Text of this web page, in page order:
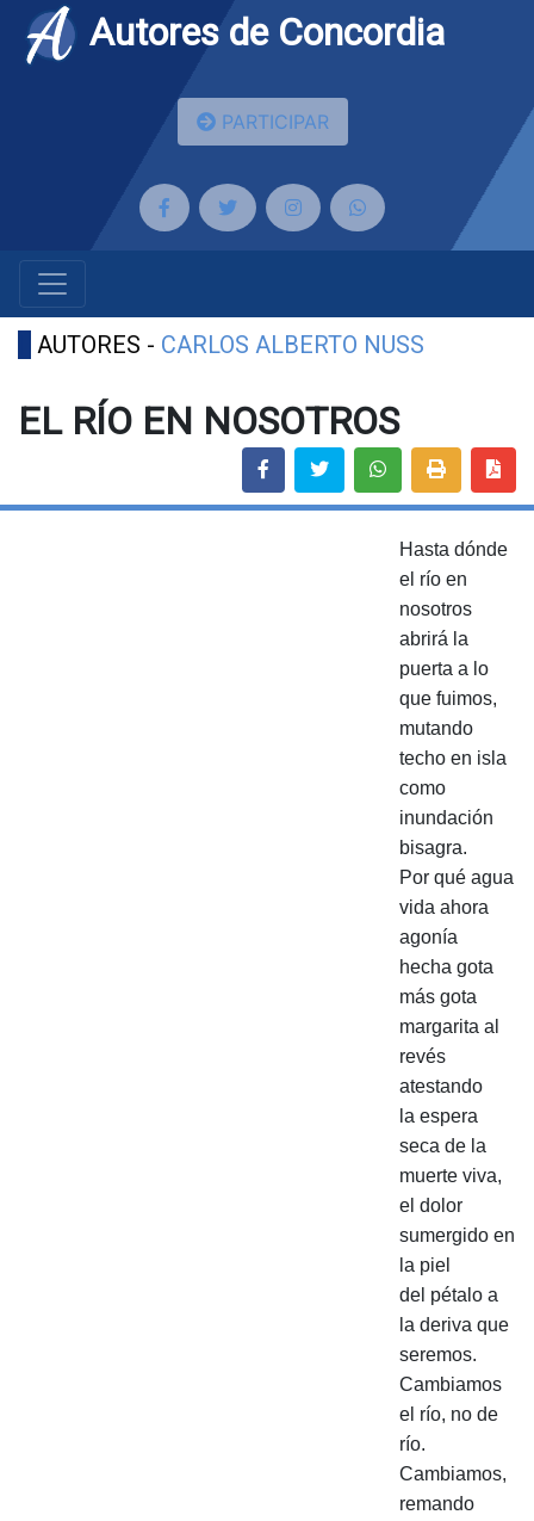
Autores de Concordia
PARTICIPAR
AUTORES - CARLOS ALBERTO NUSS
EL RÍO EN NOSOTROS
Hasta dónde
el río en
nosotros
abrirá la
puerta a lo
que fuimos,
mutando
techo en isla
como
inundación
bisagra.
Por qué agua
vida ahora
agonía
hecha gota
más gota
margarita al
revés
atestando
la espera
seca de la
muerte viva,
el dolor
sumergido en
la piel
del pétalo a
la deriva que
seremos.
Cambiamos
el río, no de
río.
Cambiamos,
remando